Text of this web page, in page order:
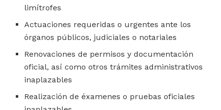
limítrofes
Actuaciones requeridas o urgentes ante los
órganos públicos, judiciales o notariales
Renovaciones de permisos y documentación
oficial, así como otros trámites administrativos
inaplazables
Realización de éxamenes o pruebas oficiales